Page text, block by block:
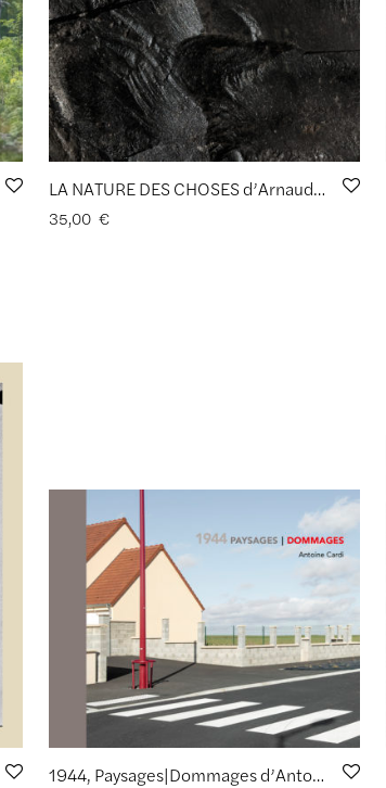
LA NATURE DES CHOSES d’Arnaud Vareille
35,00 €
1944, Paysages|Dommages d’Antoine Cardi